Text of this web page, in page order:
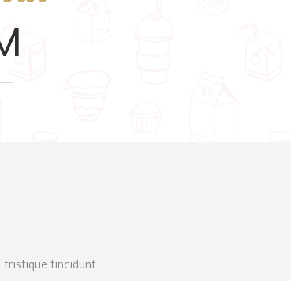
tristique tincidunt